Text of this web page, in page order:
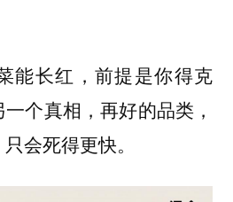
能长红，前提是你得克
个真相，再好的品类，
会死得更快。